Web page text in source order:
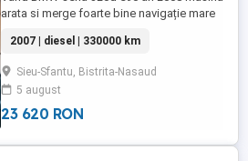
arata si merge foarte bine navigație mare
vara km340de mii în creștere kilometri
sunt realii se pot verifica unic prop in Ro,
masina este adusa din Germania
inmatriculata in România ,mai multe detalii
la numărul de ...
2007 | diesel | 330000 km
Sieu-Sfantu, Bistrita-Nasaud
5 august
23 620 RON